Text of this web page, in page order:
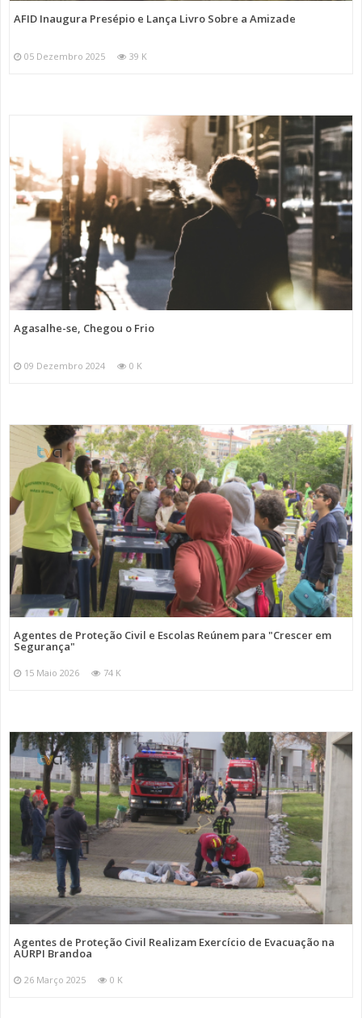
AFID Inaugura Presépio e Lança Livro Sobre a Amizade
05 Dezembro 2025 39 K
Agasalhe-se, Chegou o Frio
09 Dezembro 2024 0 K
Agentes de Proteção Civil e Escolas Reúnem para "Crescer em
Segurança"
15 Maio 2026 74 K
Agentes de Proteção Civil Realizam Exercício de Evacuação na
AURPI Brandoa
26 Março 2025 0 K